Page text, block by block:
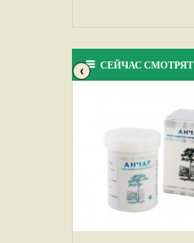
СЕЙЧАС СМОТРЯТ
‹